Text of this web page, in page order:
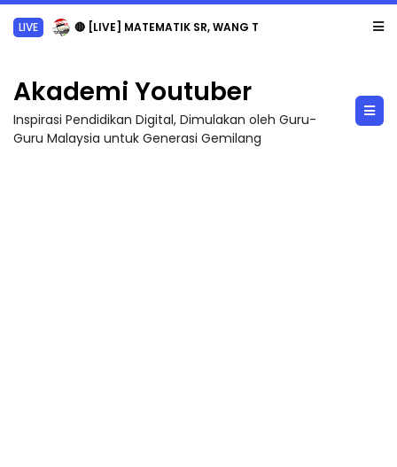
LIVE 🔴 [LIVE] MATEMATIK SR, WANG TAHUN 6 OLEH CIKGU ANITA #ALLINONE #141 #...
Akademi Youtuber
Inspirasi Pendidikan Digital, Dimulakan oleh Guru-
Guru Malaysia untuk Generasi Gemilang